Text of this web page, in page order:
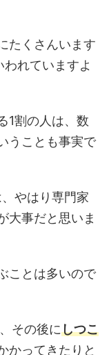
たくさんいます
れていますよ
1割の人は、数
うことも事実で
やはり専門家
大事だと思いま
ことは多いので
その後にしつこ
かってきたりと